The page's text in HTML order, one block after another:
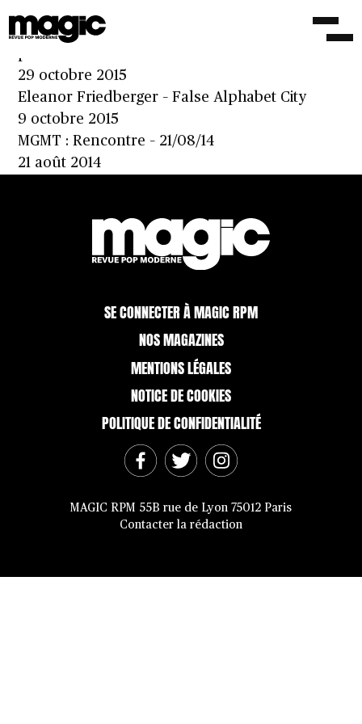
revient avec ‘New View’, le premier extrait
29 octobre 2015
Eleanor Friedberger – False Alphabet City
9 octobre 2015
MGMT : Rencontre – 21/08/14
21 août 2014
SE CONNECTER À MAGIC RPM
NOS MAGAZINES
MENTIONS LÉGALES
NOTICE DE COOKIES
POLITIQUE DE CONFIDENTIALITÉ
MAGIC RPM 55B rue de Lyon 75012 Paris
Contacter la rédaction